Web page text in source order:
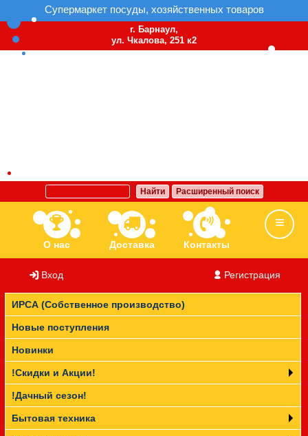
Супермаркет посуды, хозяйственных товаров
г. Барнаул,
ул. Чкалова, 251 к2
Найти Расширенный поиск
О нас Доставка Контакты
Ассортимент Бренды Вакансии
Прайс-лист
Вход Регистрация
ИРСА (Собственное производство)
Новые поступления
Новинки
!Скидки и Акции!
!Дачный сезон!
Бытовая техника